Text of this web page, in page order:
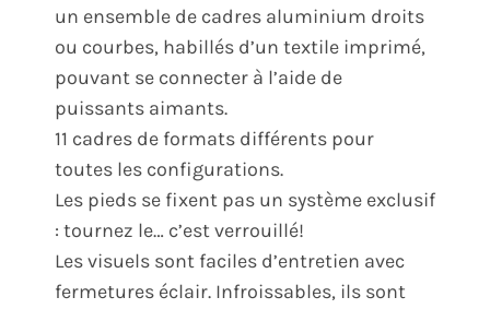
un ensemble de cadres aluminium droits
ou courbes, habillés d’un textile imprimé,
pouvant se connecter à l’aide de
puissants aimants.
11 cadres de formats différents pour
toutes les configurations.
Les pieds se fixent pas un système exclusif
: tournez le… c’est verrouillé!
Les visuels sont faciles d’entretien avec
fermetures éclair. Infroissables, ils sont